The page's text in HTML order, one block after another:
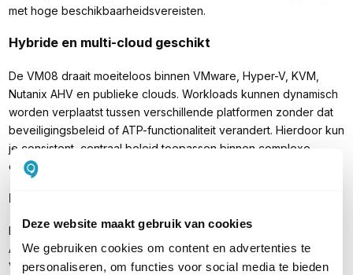
Deze website maakt gebruik van cookies
We gebruiken cookies om content en advertenties te
personaliseren, om functies voor social media te bieden
met hoge beschikbaarheidsvereisten.
Hybride en multi-cloud geschikt
De VM08 draait moeiteloos binnen VMware, Hyper-V, KVM,
Nutanix AHV en publieke clouds. Workloads kunnen dynamisch
worden verplaatst tussen verschillende platformen zonder dat
beveiligingsbeleid of ATP-functionaliteit verandert. Hierdoor kun
je consistent, centraal beleid toepassen binnen complexe
enterprise-architecturen.
Inhoud verpakking
Fortinet FortiGate-VM08 virtuele unit (tot 8 vCPU’s) FortiGuard
ATP beveiligingslicentie
Volledige NGFW- en ATP-functionaliteit